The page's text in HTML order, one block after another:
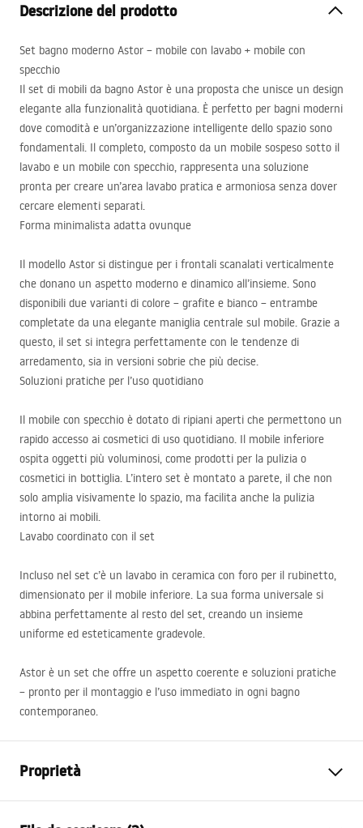
Descrizione del prodotto
Set bagno moderno Astor – mobile con lavabo + mobile con
specchio
Il set di mobili da bagno Astor è una proposta che unisce un design
elegante alla funzionalità quotidiana. È perfetto per bagni moderni
dove comodità e un’organizzazione intelligente dello spazio sono
fondamentali. Il completo, composto da un mobile sospeso sotto il
lavabo e un mobile con specchio, rappresenta una soluzione
pronta per creare un’area lavabo pratica e armoniosa senza dover
cercare elementi separati.
Forma minimalista adatta ovunque
Il modello Astor si distingue per i frontali scanalati verticalmente
che donano un aspetto moderno e dinamico all’insieme. Sono
disponibili due varianti di colore – grafite e bianco – entrambe
completate da una elegante maniglia centrale sul mobile. Grazie a
questo, il set si integra perfettamente con le tendenze di
arredamento, sia in versioni sobrie che più decise.
Soluzioni pratiche per l’uso quotidiano
Il mobile con specchio è dotato di ripiani aperti che permettono un
rapido accesso ai cosmetici di uso quotidiano. Il mobile inferiore
ospita oggetti più voluminosi, come prodotti per la pulizia o
cosmetici in bottiglia. L’intero set è montato a parete, il che non
solo amplia visivamente lo spazio, ma facilita anche la pulizia
intorno ai mobili.
Lavabo coordinato con il set
Incluso nel set c’è un lavabo in ceramica con foro per il rubinetto,
dimensionato per il mobile inferiore. La sua forma universale si
abbina perfettamente al resto del set, creando un insieme
uniforme ed esteticamente gradevole.
Astor è un set che offre un aspetto coerente e soluzioni pratiche
– pronto per il montaggio e l’uso immediato in ogni bagno
contemporaneo.
Proprietà